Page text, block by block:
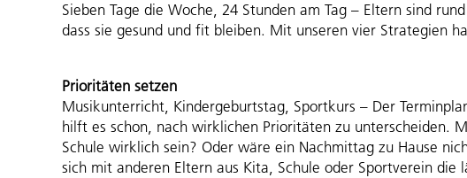
Sieben Tage die Woche, 24 Stunden am Tag – Eltern sind
dass sie gesund und fit bleiben. Mit unseren vier Strategien
Prioritäten setzen
Musikunterricht, Kindergeburtstag, Sportkurs – Der
hilft es schon, nach wirklichen Prioritäten zu unterscheiden.
Schule wirklich sein? Oder wäre ein Nachmittag zu Hause
sich mit anderen Eltern aus Kita, Schule oder Sportverein die